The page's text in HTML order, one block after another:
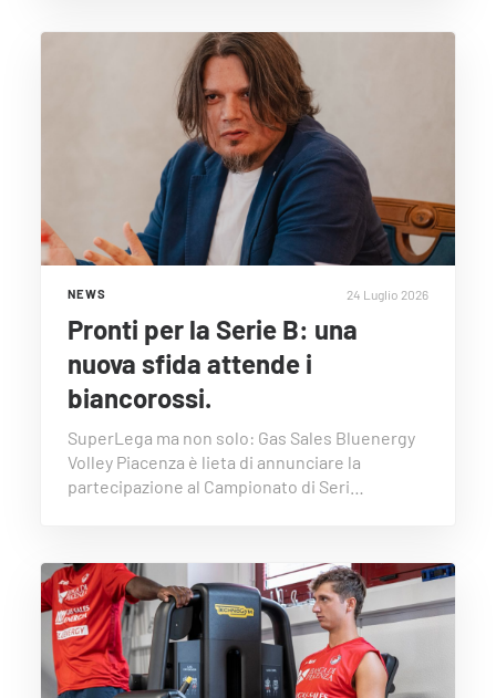
NEWS 24 Luglio 2026
Pronti per la Serie B: una
nuova sfida attende i
biancorossi.
SuperLega ma non solo: Gas Sales Bluenergy
Volley Piacenza è lieta di annunciare la
partecipazione al Campionato di Seri…